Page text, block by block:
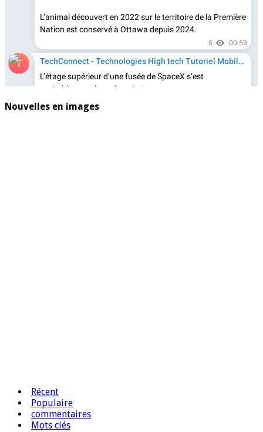
Nouvelles en images
Récent
Populaire
commentaires
Mots clés